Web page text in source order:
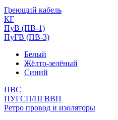
Греющий кабель
КГ
ПуВ (ПВ-1)
ПуГВ (ПВ-3)
Белый
Жёлто-зелёный
Синий
ПВС
ПУГСП/ПГВВП
Ретро провод и изоляторы